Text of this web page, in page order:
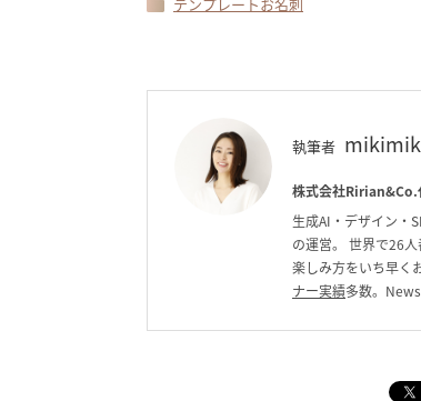
執筆者
株式会社Ririan&Co.
生成AI・デザイン・
の運営。 世界で26
楽しみ方をいち早く
ナー実績多数。